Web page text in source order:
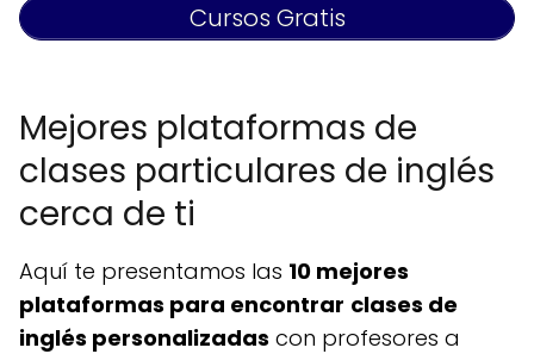
Cursos Gratis
Mejores plataformas de
clases particulares de inglés
cerca de ti
Aquí te presentamos las 10 mejores
plataformas para encontrar clases de
inglés personalizadas con profesores a